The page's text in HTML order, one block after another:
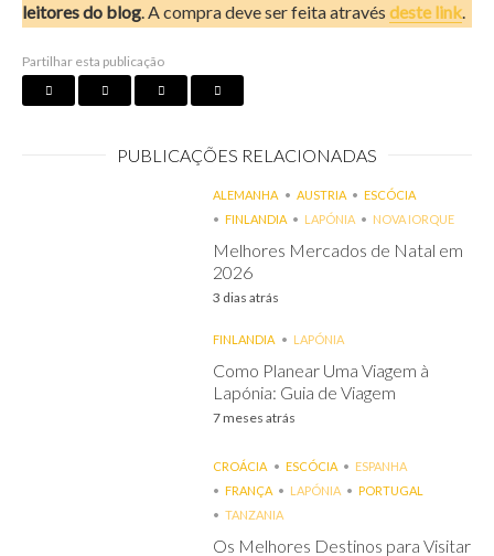
leitores do blog. A compra deve ser feita através deste link.
Partilhar esta publicação
PUBLICAÇÕES RELACIONADAS
ALEMANHA AUSTRIA
ESCÓCIA
FINLANDIA
LAPÓNIA NOVA IORQUE
Melhores Mercados de Natal em
2026
3 dias atrás
FINLANDIA LAPÓNIA
Como Planear Uma Viagem à
Lapónia: Guia de Viagem
7 meses atrás
CROÁCIA ESCÓCIA
ESPANHA
FRANÇA
LAPÓNIA
PORTUGAL
TANZANIA
Os Melhores Destinos para Visitar